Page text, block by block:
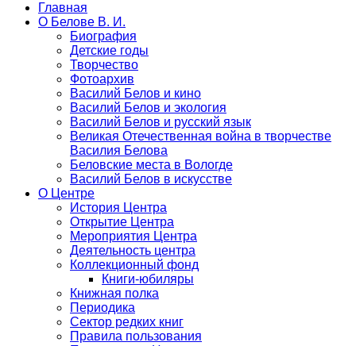
Главная
О Белове В. И.
Биография
Детские годы
Творчество
Фотоархив
Василий Белов и кино
Василий Белов и экология
Василий Белов и русский язык
Великая Отечественная война в творчестве
Василия Белова
Беловские места в Вологде
Василий Белов в искусстве
О Центре
История Центра
Открытие Центра
Мероприятия Центра
Деятельность центра
Коллекционный фонд
Книги-юбиляры
Книжная полка
Периодика
Сектор редких книг
Правила пользования